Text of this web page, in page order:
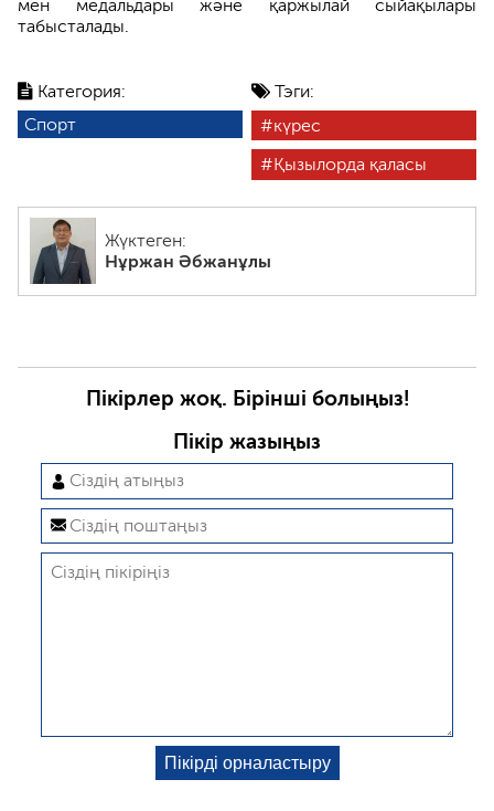
Категория:
Спорт
Тэги:
күрес
Қызылорда қаласы
Жүктеген:
Нұржан Әбжанұлы
мен медальдары және қаржылай сыйақылары
табысталады.
Пікірлер жоқ. Бірінші болыңыз!
Пікір жазыңыз